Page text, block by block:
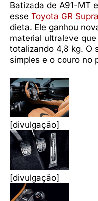
Batizada de A91-MT
esse Toyota GR Supra
dieta. Ele ganhou
material ultraleve
totalizando 4,8 kg. O
simples e o couro no
[divulgação]
[divulgação]